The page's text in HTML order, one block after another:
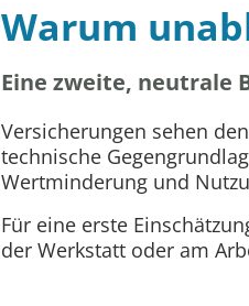
Warum
Eine zweite, neutrale
Versicherungen sehen
technische
Wertminderung und
Für eine erste
der Werkstatt oder am